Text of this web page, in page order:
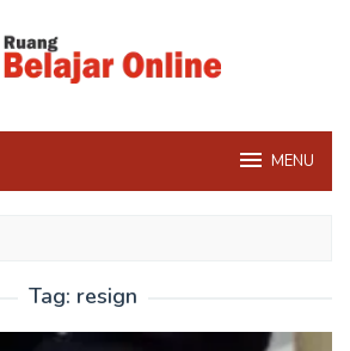
MENU
Tag: resign